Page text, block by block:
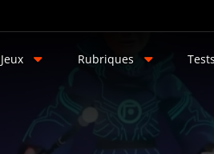
Jeux Rubriques Tests